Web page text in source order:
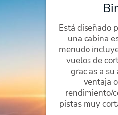
Está diseñado
una cabina
menudo
vuelos de
gracias a
ventaja
rendimiento/
pistas muy